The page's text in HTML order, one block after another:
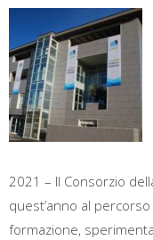
2021 – Il Consorzio
quest’anno al
formazione,